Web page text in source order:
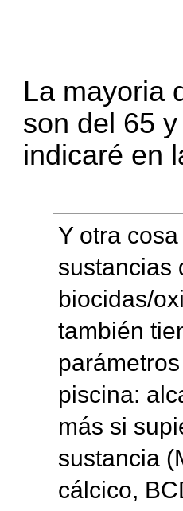
La mayoria
son del 65
indicaré en
Y otra
sustancias
biocidas/
también
piscina:
más si
sustancia
cálcico,